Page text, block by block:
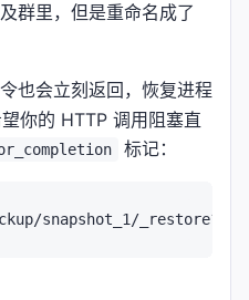
群里，但是重命名成了
也会立刻返回，恢复进程
你的 HTTP 调用阻塞直
标记：